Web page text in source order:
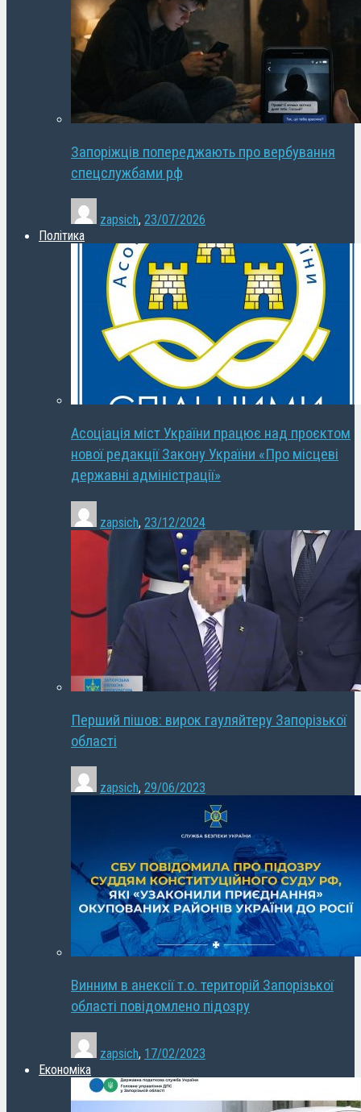
Запоріжців попереджають про вербування
спецслужбами рф
zapsich, 23/07/2026
Політика
Асоціація міст України працює над проєктом
нової редакції Закону України «Про місцеві
державні адміністрації»
zapsich, 23/12/2024
Перший пішов: вирок гауляйтеру Запорізької
області
zapsich, 29/06/2023
Винним в анексії т.о. територій Запорізької
області повідомлено підозру
zapsich, 17/02/2023
Економіка